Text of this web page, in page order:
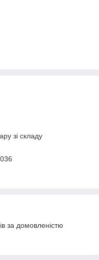
зі складу
за домовленістю